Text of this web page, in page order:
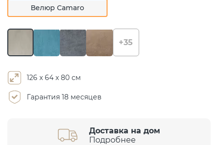
Велюр Camaro
+35
126 х 64 х 80 см
Гарантия 18 месяцев
Доставка на дом
Подробнее